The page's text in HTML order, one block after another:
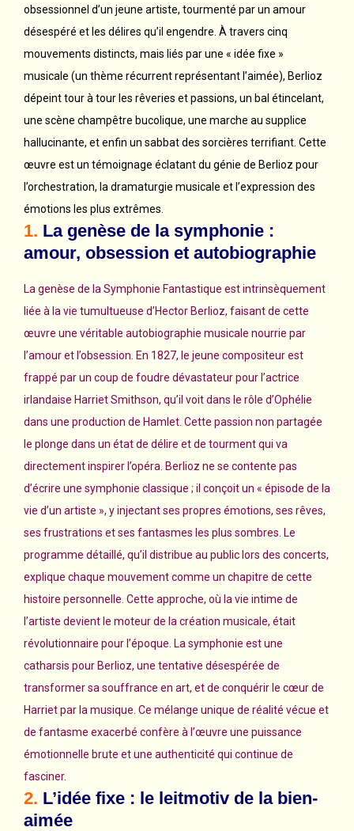
obsessionnel d’un jeune artiste, tourmenté par un amour
désespéré et les délires qu’il engendre. À travers cinq
mouvements distincts, mais liés par une « idée fixe »
musicale (un thème récurrent représentant l’aimée), Berlioz
dépeint tour à tour les rêveries et passions, un bal étincelant,
une scène champêtre bucolique, une marche au supplice
hallucinante, et enfin un sabbat des sorcières terrifiant. Cette
œuvre est un témoignage éclatant du génie de Berlioz pour
l’orchestration, la dramaturgie musicale et l’expression des
émotions les plus extrêmes.
1. La genèse de la symphonie :
amour, obsession et autobiographie
La genèse de la Symphonie Fantastique est intrinsèquement
liée à la vie tumultueuse d’Hector Berlioz, faisant de cette
œuvre une véritable autobiographie musicale nourrie par
l’amour et l’obsession. En 1827, le jeune compositeur est
frappé par un coup de foudre dévastateur pour l’actrice
irlandaise Harriet Smithson, qu’il voit dans le rôle d’Ophélie
dans une production de Hamlet. Cette passion non partagée
le plonge dans un état de délire et de tourment qui va
directement inspirer l’opéra. Berlioz ne se contente pas
d’écrire une symphonie classique ; il conçoit un « épisode de la
vie d’un artiste », y injectant ses propres émotions, ses rêves,
ses frustrations et ses fantasmes les plus sombres. Le
programme détaillé, qu’il distribue au public lors des concerts,
explique chaque mouvement comme un chapitre de cette
histoire personnelle. Cette approche, où la vie intime de
l’artiste devient le moteur de la création musicale, était
révolutionnaire pour l’époque. La symphonie est une
catharsis pour Berlioz, une tentative désespérée de
transformer sa souffrance en art, et de conquérir le cœur de
Harriet par la musique. Ce mélange unique de réalité vécue et
de fantasme exacerbé confère à l’œuvre une puissance
émotionnelle brute et une authenticité qui continue de
fasciner.
2. L’idée fixe : le leitmotiv de la bien-
aimée